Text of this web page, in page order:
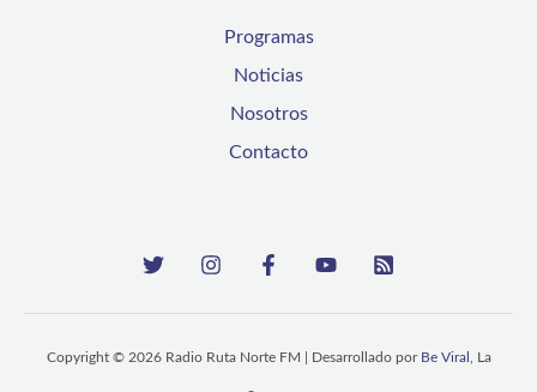
Programas
Noticias
Nosotros
Contacto
Copyright © 2026 Radio Ruta Norte FM | Desarrollado por Be Viral , La